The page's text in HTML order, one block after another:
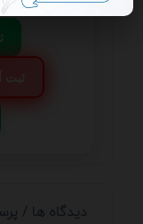
💬
دیدگاه ها /